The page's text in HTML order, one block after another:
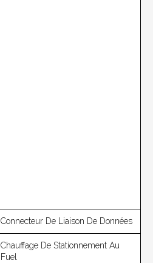
Connecteur De Liaison De Données
Chauffage De Stationnement Au
Fuel